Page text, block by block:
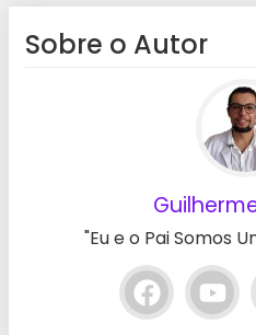
Sobre o Autor
"Eu e o Pai Somos